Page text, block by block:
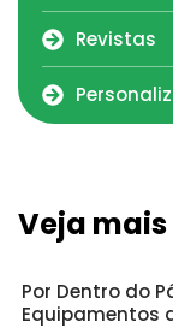
Revistas
Veja
Por Dentro do
Equipamentos